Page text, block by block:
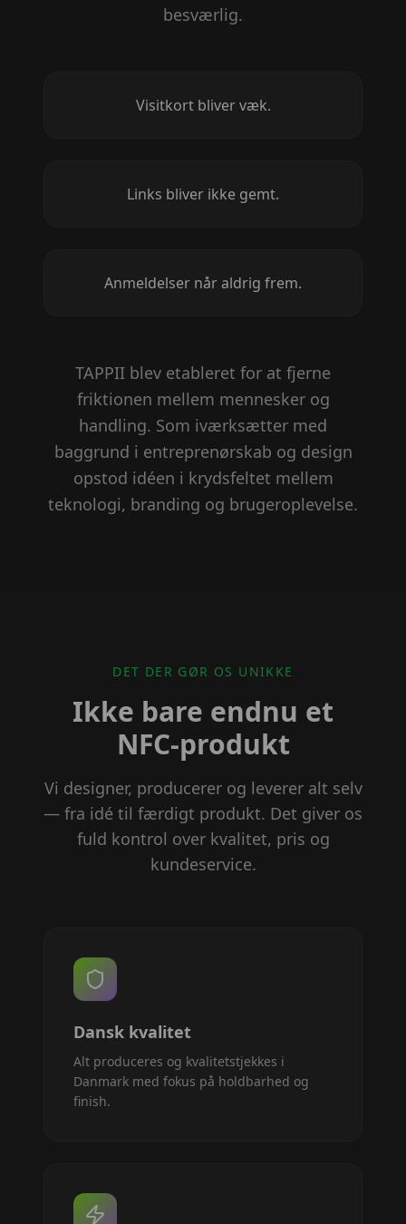
besværlig.
Visitkort bliver væk.
Links bliver ikke gemt.
Anmeldelser når aldrig frem.
TAPPII blev etableret for at fjerne
friktionen mellem mennesker og
handling. Som iværksætter med
baggrund i entreprenørskab og design
opstod idéen i krydsfeltet mellem
teknologi, branding og brugeroplevelse.
DET DER GØR OS UNIKKE
Ikke bare endnu et
NFC-produkt
Vi designer, producerer og leverer alt selv
— fra idé til færdigt produkt. Det giver os
fuld kontrol over kvalitet, pris og
kundeservice.
Dansk kvalitet
Alt produceres og kvalitetstjekkes i
Danmark med fokus på holdbarhed og
finish.